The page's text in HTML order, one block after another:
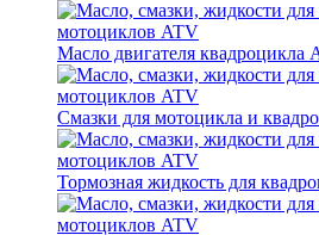
Масло двигателя квадроцикла
Смазки для мотоцикла и
Тормозная жидкость для